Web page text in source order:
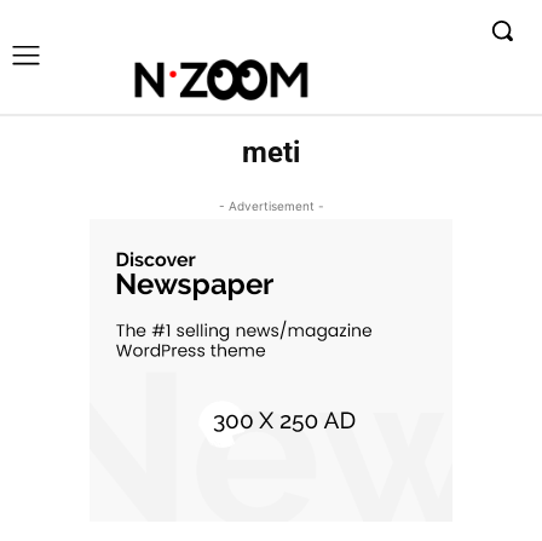
meti
- Advertisement -